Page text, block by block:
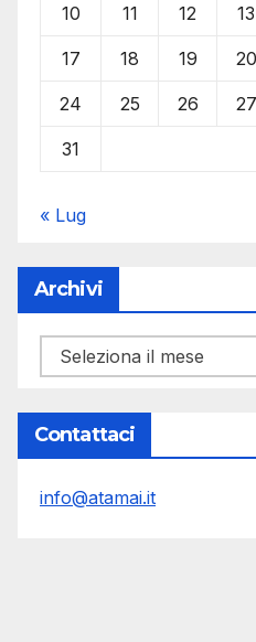
10 11 12 13
17 18 19 20
24 25 26 27
31
« Lug
Archivi
Archivi
Contattaci
info@atamai.it